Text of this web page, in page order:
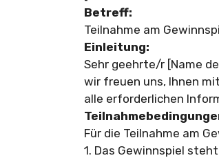
Betreff:
Teilnahme am
Einleitung:
Sehr geehrte/r [Name
wir freuen uns, Ihnen
alle erforderlichen
Für die Teilnahme am
1. Das Gewinnspiel